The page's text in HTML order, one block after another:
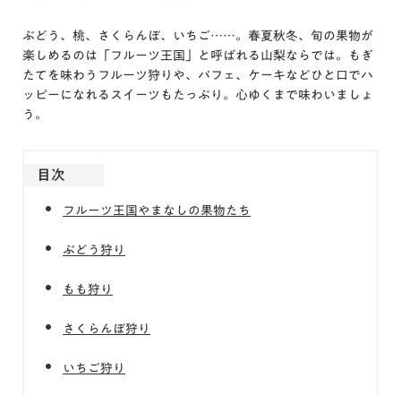
ぶどう、桃、さくらんぼ、いちご……。春夏秋冬、旬の果物が
楽しめるのは「フルーツ王国」と呼ばれる山梨ならでは。もぎ
たてを味わうフルーツ狩りや、パフェ、ケーキなどひと口でハ
ッピーになれるスイーツもたっぷり。心ゆくまで味わいましょ
う。
目次
フルーツ王国やまなしの果物たち
ぶどう狩り
もも狩り
さくらんぼ狩り
いちご狩り